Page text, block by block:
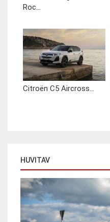
Roc...
Citroën C5 Aircross...
HUVITAV